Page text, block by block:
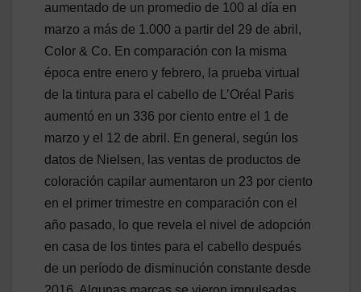
aumentado de un promedio de 100 al día en
marzo a más de 1.000 a partir del 29 de abril,
Color & Co. En comparación con la misma
época entre enero y febrero, la prueba virtual
de la tintura para el cabello de L’Oréal Paris
aumentó en un 336 por ciento entre el 1 de
marzo y el 12 de abril. En general, según los
datos de Nielsen, las ventas de productos de
coloración capilar aumentaron un 23 por ciento
en el primer trimestre en comparación con el
año pasado, lo que revela el nivel de adopción
en casa de los tintes para el cabello después
de un período de disminución constante desde